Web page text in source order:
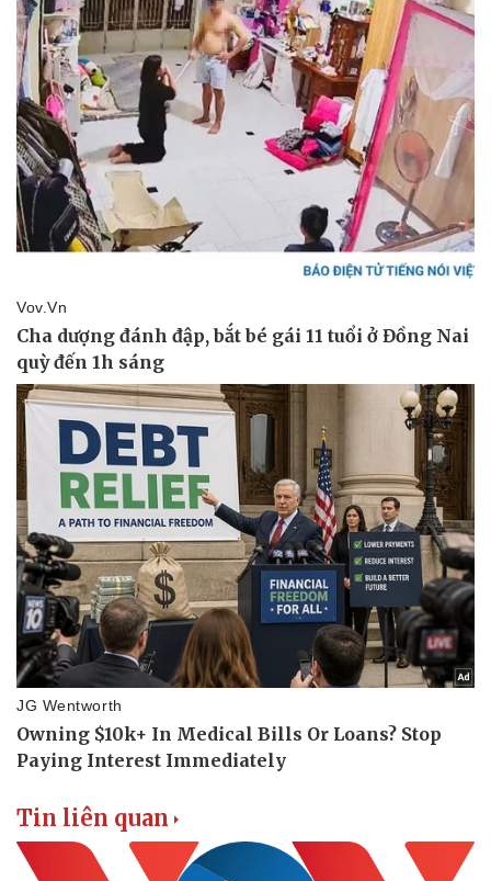
Thể thao
Bóng đá
Lịch thi đấu bóng đá
Thế giới thể thao
eSports
Hậu trường
Ô tô - Xe máy
Tin liên quan